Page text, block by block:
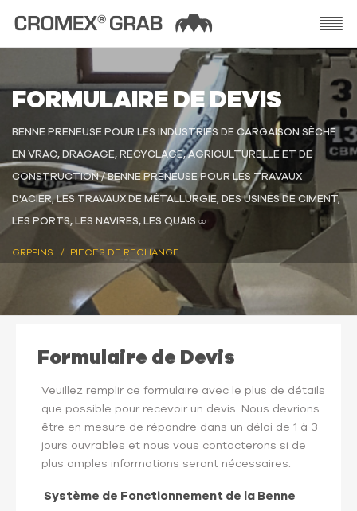
FORMULAIRE DE DEVIS
BENNE PRENEUSE POUR LES INDUSTRIES DE CARGAISON SÈCHE
EN VRAC, DRAGAGE, RECYCLAGE, AGRICULTURELLE ET DE
CONSTRUCTION / BENNE PRENEUSE POUR LES TRAVAUX
D'ACIER, LES TRAVAUX DE MÉTALLURGIE, DES USINES DE CIMENT,
LES PORTS, LES NAVIRES, LES QUAIS ∞
GRPPINS PIECES DE RECHANGE
Formulaire de Devis
Veuillez remplir ce formulaire avec le plus de détails
que possible pour recevoir un devis. Nous devrions
être en mesure de répondre dans un délai de 1 à 3
jours ouvrables et nous vous contacterons si de
plus amples informations seront nécessaires.
Système de Fonctionnement de la Benne